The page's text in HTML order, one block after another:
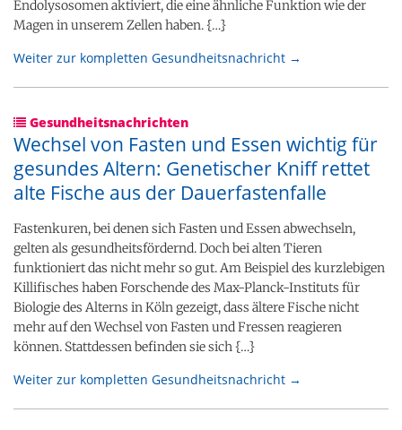
Endolysosomen aktiviert, die eine ähnliche Funktion wie der
Magen in unserem Zellen haben. {…}
Weiter zur kompletten Gesundheitsnachricht →
Gesundheitsnachrichten
Wechsel von Fasten und Essen wichtig für
gesundes Altern: Genetischer Kniff rettet
alte Fische aus der Dauerfastenfalle
Fastenkuren, bei denen sich Fasten und Essen abwechseln,
gelten als gesundheitsfördernd. Doch bei alten Tieren
funktioniert das nicht mehr so gut. Am Beispiel des kurzlebigen
Killifisches haben Forschende des Max-Planck-Instituts für
Biologie des Alterns in Köln gezeigt, dass ältere Fische nicht
mehr auf den Wechsel von Fasten und Fressen reagieren
können. Stattdessen befinden sie sich {…}
Weiter zur kompletten Gesundheitsnachricht →